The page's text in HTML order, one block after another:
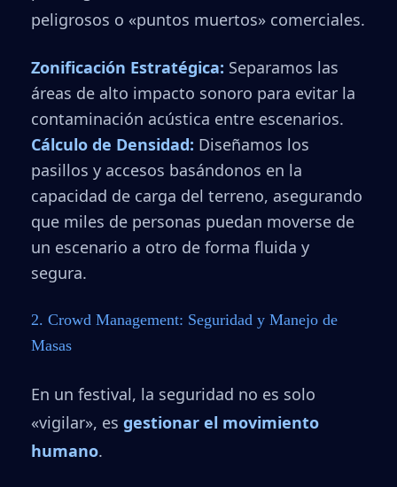
peligrosos o «puntos muertos» comerciales.
Zonificación Estratégica: Separamos las
áreas de alto impacto sonoro para evitar la
contaminación acústica entre escenarios.
Cálculo de Densidad: Diseñamos los
pasillos y accesos basándonos en la
capacidad de carga del terreno, asegurando
que miles de personas puedan moverse de
un escenario a otro de forma fluida y
segura.
2. Crowd Management: Seguridad y Manejo de
Masas
En un festival, la seguridad no es solo
«vigilar», esgestionar el movimiento
humano.